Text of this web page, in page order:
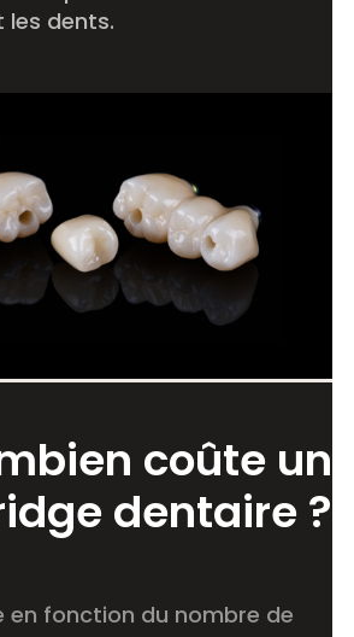
les dents.
coûte un
dentaire ?
en fonction du nombre de